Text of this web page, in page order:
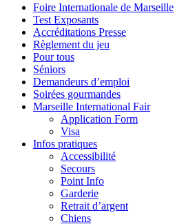
Foire Internationale de Marseille
Test Exposants
Accréditations Presse
Règlement du jeu
Pour tous
Séniors
Demandeurs d’emploi
Soirées gourmandes
Marseille International Fair
Application Form
Visa
Infos pratiques
Accessibilité
Secours
Point Info
Garderie
Retrait d’argent
Chiens